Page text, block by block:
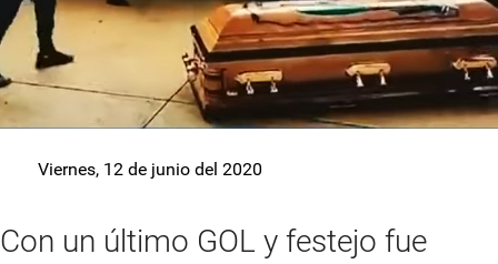
Viernes, 12 de junio del 2020
Con un último GOL y festejo fue